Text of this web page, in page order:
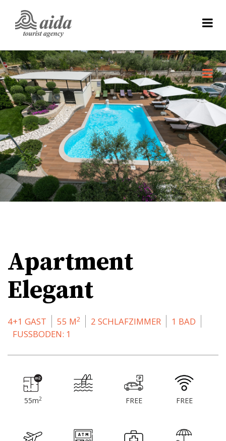
Apartment
Elegant
4+1 GAST 55 M2 2 SCHLAFZIMMER
1 BAD
FUSSBODEN: 1
55m2 FREE FREE